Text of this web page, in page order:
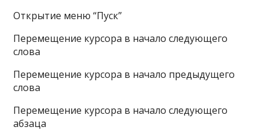
Открытие меню “Пуск”
Перемещение курсора в начало следующего
слова
Перемещение курсора в начало предыдущего
слова
Перемещение курсора в начало следующего
абзаца